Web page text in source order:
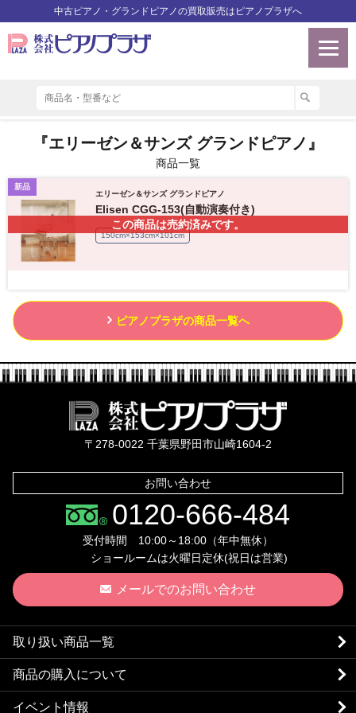
中古ピアノ・グランドピアノの買取販売はピアノプラザへ
『エリーゼン＆サンズ グランドピアノ』
商品一覧
この商品は売約済みです。
新品
エリーゼン＆サンズ グランドピアノ
Elisen CGG-153(自動演奏付き)
150cm×153cm×101cm
ピアノプラザの商品一覧へ
〒278-0022 千葉県野田市山崎1604-2
お問い合わせ
0120-666-484
受付時間 10:00～18:00（年中無休）
ショールームは火曜日定休(祝日は営業)
メールでのお問い合わせ
取り扱い商品一覧
商品の購入について
イベント情報